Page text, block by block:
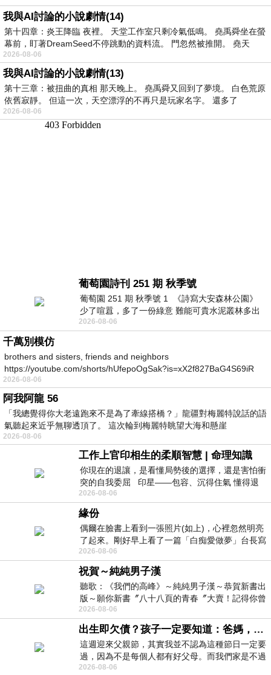
我與AI討論的小說劇情(14)
第十四章：炎王降臨 夜裡。 天堂工作室只剩冷氣低鳴。 堯禹舜坐在螢
幕前，盯著DreamSeed不停跳動的資料流。 門忽然被推開。 堯天
2026-08-06
我與AI討論的小說劇情(13)
第十三章：被扭曲的真相 那天晚上。 堯禹舜又回到了夢境。 白色荒原
依舊寂靜。 但這一次，天空漂浮的不再只是玩家名字。 還多了
2026-08-06
葡萄園詩刊 251 期 秋季號
葡萄園 251 期 秋季號 1 《詩寫大安森林公園》
少了喧囂，多了一份綠意 難能可貴水泥叢林多出
一
2026-08-06
千萬別模仿
brothers and sisters, friends and neighbors
https://youtube.com/shorts/hUfepoOgSak?is=xX2f827BaG4S69iR
https
2026-08-06
阿我阿龍 56
「我總覺得你大老遠跑來不是為了牽線搭橋？」龍疆對梅麗特說話的語
氣聽起來近乎無聊透頂了。 這次輪到梅麗特眺望大海和懸崖
2026-08-06
工作上官印相生的柔順智慧 | 命理知識
你現在的退讓，是看懂局勢後的選擇，還是害怕衝
突的自我委屈 印星——包容、沉得住氣 懂得退
一步觀察，不會
2026-08-06
緣份
偶爾在臉書上看到一張照片(如上)，心裡忽然明亮
了起來。剛好早上看了一篇「白痴愛做夢」台長寫
的貼文，在回顧年輕時瘋狂愛上
2026-08-06
祝賀～純純男子漢
聽歌：《我們的高峰》～純純男子漢～恭賀新書出
版～願你新書〞八十八頁的青春〞大賣！記得你曾
經在我的版留言…「好讚的圖^^感覺大家
2026-08-06
出生即欠債？孩子一定要知道：爸媽，其實我不欠你們
這週迎來父親節，其實我並不認為這種節日一定要
過，因為不是每個人都有好父母。而我們家是不過
節的，平時也沒什麼儀式感，生活趨近冷
2026-08-06